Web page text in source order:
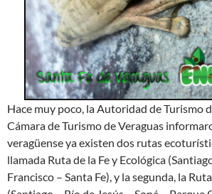
Hace muy poco, la Autoridad de Turismo
Cámara de Turismo de Veraguas
veragüense ya existen dos rutas
llamada Ruta de la Fe y Ecológica
Francisco – Santa Fe), y la segunda, la